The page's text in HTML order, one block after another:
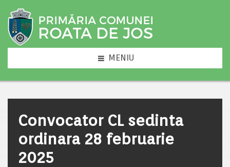
MENIU
Convocator CL sedinta
ordinara 28 februarie
2025